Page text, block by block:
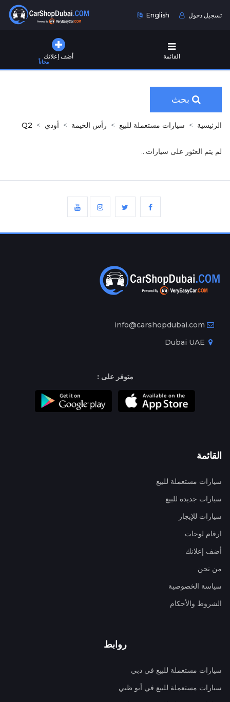
English تسجيل دخول
أضف إعلانك
مجاناً
القائمة
بحث
الرئيسية سيارات مستعملة للبيع رأس الخيمة أودي Q2
لم يتم العثور على سيارات...
info@carshopdubai.com
متوفر على :
القائمة
سيارات مستعملة للبيع
سيارات جديدة للبيع
سيارات للإيجار
ارقام لوحات
أضف إعلانك
من نحن
سياسة الخصوصية
الشروط والأحكام
روابط
سيارات مستعملة للبيع في دبي
سيارات مستعملة للبيع في أبو ظبي